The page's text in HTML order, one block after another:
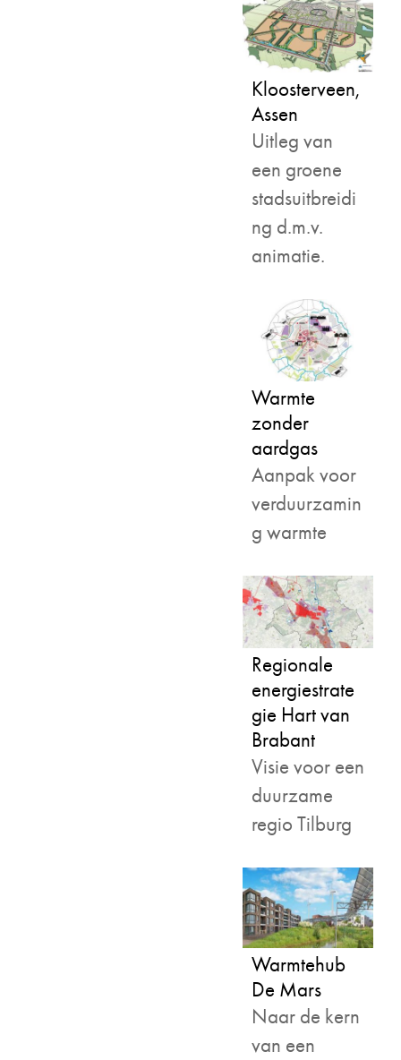
Kloosterveen,
Assen
Uitleg van
een groene
stadsuitbreidi
ng d.m.v.
animatie.
Warmte
zonder
aardgas
Aanpak voor
verduurzamin
g warmte
Regionale
energiestrate
gie Hart van
Brabant
Visie voor een
duurzame
regio Tilburg
Warmtehub
De Mars
Naar de kern
van een